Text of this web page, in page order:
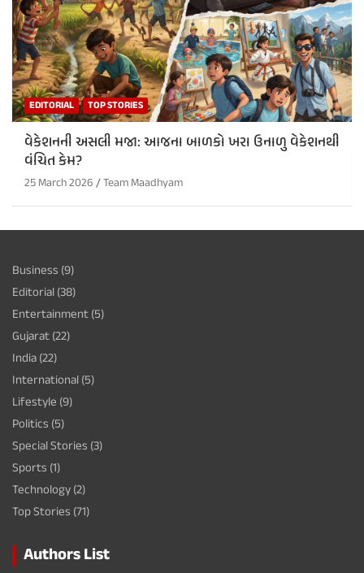
EDITORIAL TOP STORIES
વેકેશનની અસલી મજા: આજના બાળકો ખરા ઉનાળુ વેકેશનથી
વંચિત કેમ?
25 March 2026 Team Maadhyam
Business (9)
Editorial(38)
Entertainment(5)
Gujarat(22)
India(22)
International(5)
Lifestyle (9)
Politics (5)
Special Stories (3)
Sports (1)
Technology(2)
Top Stories (71)
Authors List